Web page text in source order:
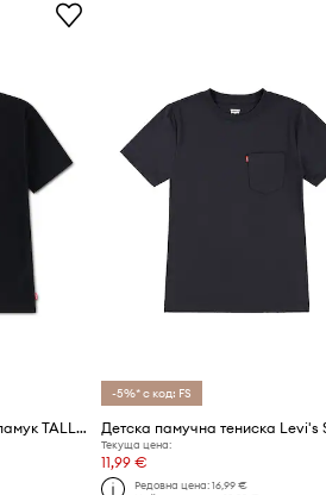
Levi's тениска за деца с памук TALLEST PEAK BATWING TEE
-5%* с код: FS
Текуща цена:
11,99 €
Редовна цена: 16,99 €